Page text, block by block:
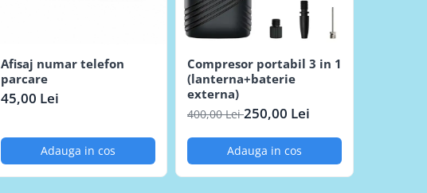
Afisaj numar telefon
parcare
45,00 Lei
Adauga in cos
Compresor portabil 3 in 1
(lanterna+baterie
externa)
400,00 Lei250,00 Lei
Adauga in cos